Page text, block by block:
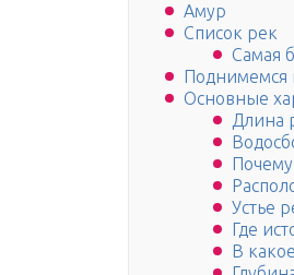
Амур
Список рек
Самая
Поднимемся
Основные
Длина
Устье
Где
В